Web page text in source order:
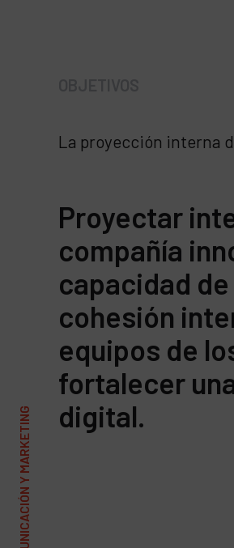
La proyección interna
Proyectar
compañía
capacidad
cohesión
equipos de
fortalecer
digital.